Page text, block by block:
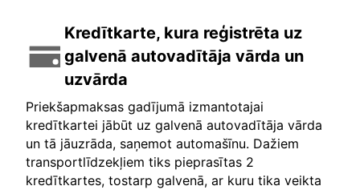
Kredītkarte, kura reģistrēta uz
galvenā autovadītāja vārda un
uzvārda
Priekšapmaksas gadījumā izmantotajai
kredītkartei jābūt uz galvenā autovadītāja vārda
un tā jāuzrāda, saņemot automašīnu. Dažiem
transportlīdzekļiem tiks pieprasītas 2
kredītkartes, tostarp galvenā, ar kuru tika veikta